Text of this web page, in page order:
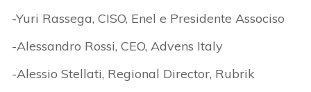
-Yuri Rassega, CISO, Enel e Presidente Associso
-Alessandro Rossi, CEO, Advens Italy
-Alessio Stellati, Regional Director, Rubrik